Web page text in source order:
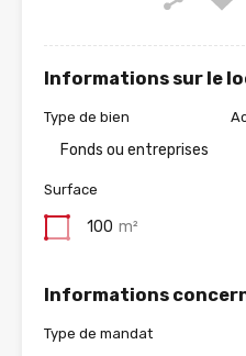
Informations sur le
Type de bien
Fonds ou entreprises
Surface
100 m²
Informations
Type de mandat